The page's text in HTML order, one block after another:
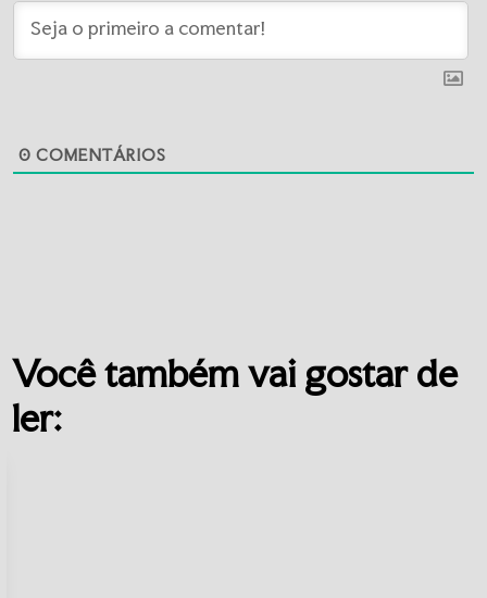
0 COMENTÁRIOS
Você também vai gostar de
ler: